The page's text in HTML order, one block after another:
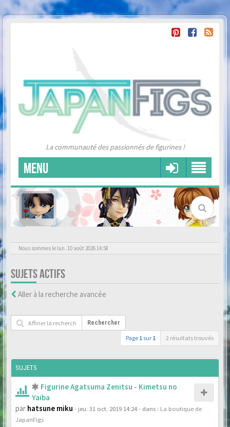
La communauté des passionnés de figurines !
MENU
Nous sommes le lun. 10 août 2026 14:58
SUJETS ACTIFS
Aller à la recherche avancée
Rechercher
Page 1 sur 1 2 résultats trouvés
SUJETS
Figurine Agatsuma Zenitsu - Kimetsu no
Yaiba
par hatsune miku - jeu. 31 oct. 2019 14:24- dans : La boutique de
JapanFigs